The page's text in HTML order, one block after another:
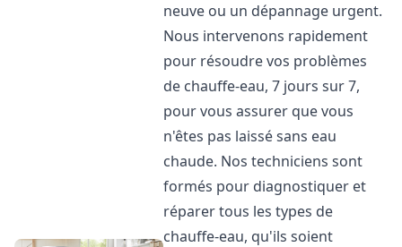
neuve ou un dépannage urgent.
Nous intervenons rapidement
pour résoudre vos problèmes
de chauffe-eau, 7 jours sur 7,
pour vous assurer que vous
n'êtes pas laissé sans eau
chaude. Nos techniciens sont
formés pour diagnostiquer et
réparer tous les types de
chauffe-eau, qu'ils soient